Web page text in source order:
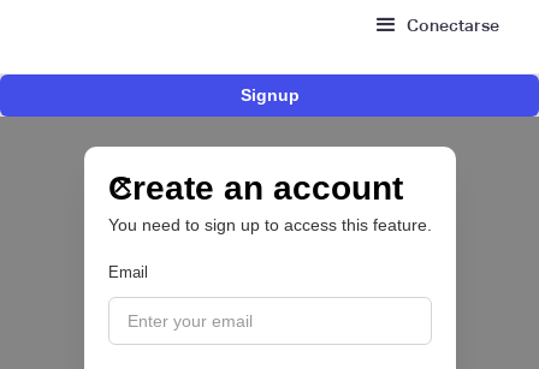
Conectarse
Signup
Create an account
You need to sign up to access this feature.
Email
fraude, identidad e IA que marcarán el futuro
del sector financiero
Sofía Neira Gómez